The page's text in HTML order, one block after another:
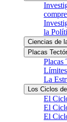
la
Ciencias de
Placas
Placas
La
Los Ciclos
El
El
El